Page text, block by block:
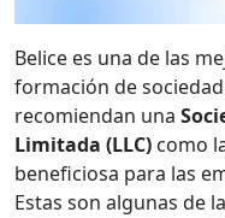
Belice es una de las
formación de
recomiendan una
Limitada (LLC) como
beneficiosa para las
Estas son algunas de